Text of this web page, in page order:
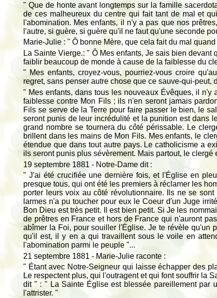
" Que de honte avant longtemps sur la famille
de ces malheureux du centre qui fait tant de mal et
l'abomination. Mes enfants, il n'y a pas que nos
l'autre, si guère, si guère qu'il ne faut qu'une seconde
Marie-Julie : " Ô bonne Mère, que cela fait du mal
La Sainte Vierge.: " Ô Mes enfants, Je sais bien
faiblir beaucoup de monde à cause de la faiblesse du
" Mes enfants, croyez-vous, pourriez-vous croire
regret, sans penser autre chose que ce sauve-qui-peut,
" Mes enfants, dans tous les nouveaux Évêques, il
faiblesse contre Mon Fils ; ils n'en seront jamais
Fils se serve de la Terre pour faire passer le bien, le
seront punis de leur incrédulité et la punition est dans
grand nombre se tournera du côté périssable. Le
brillent dans les mains de Mon Fils. Mes enfants, le
étendue que dans tout autre pays. Le catholicisme a
ils seront punis plus sévèrement. Mais partout, le clergé
19 septembre 1881 - Notre-Dame dit :
" J'ai été crucifiée une dernière fois, et l'Église en
presque tous, qui ont été les premiers à réclamer les
porter leurs voix au côté révolutionnaire. Ils ne se
larmes n'a pu toucher pour eux le Coeur d'un Juge
Bon Dieu est très petit. Il est bien petit. Si Je les
de prêtres en France et hors de France qui n'auront
abîmer la Foi, pour souiller l'Église. Je te révèle qu'un
qu'il est, il y en a qui travaillent sous le voile en
l'abomination parmi le peuple "...
21 septembre 1881 - Marie-Julie raconte :
" Étant avec Notre-Seigneur qui laisse échapper des
Le respectent plus, qui l'outragent et qui font souffrir la
dit " : " La Sainte Église est blessée pareillement par
l'attrister. "